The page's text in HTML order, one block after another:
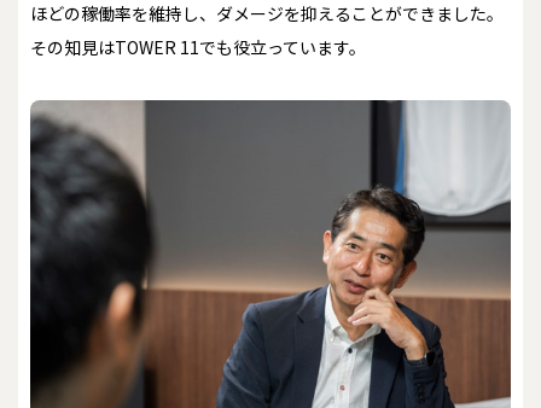
ほどの稼働率を維持し、ダメージを抑えることができました。
その知見はTOWER 11でも役立っています。